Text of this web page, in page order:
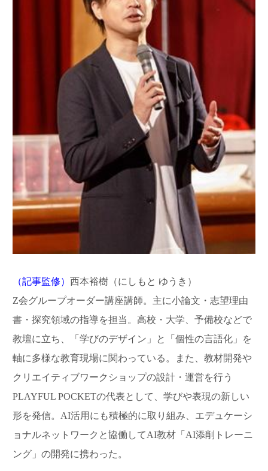
（記事監修） 西本裕樹（にしもと ゆうき）
Z会グループオーダー講座講師。主に小論文・志望理由
書・探究領域の指導を担当。高校・大学、予備校などで
教壇に立ち、「学びのデザイン」と「個性の言語化」を
軸に多様な教育現場に関わっている。また、教材開発や
クリエイティブワークショップの設計・運営を行う
PLAYFUL POCKETの代表として、学びや表現の新しい
形を発信。AI活用にも積極的に取り組み、エデュケーシ
ョナルネットワークと協働してAI教材「AI添削トレーニ
ング」の開発に携わった。